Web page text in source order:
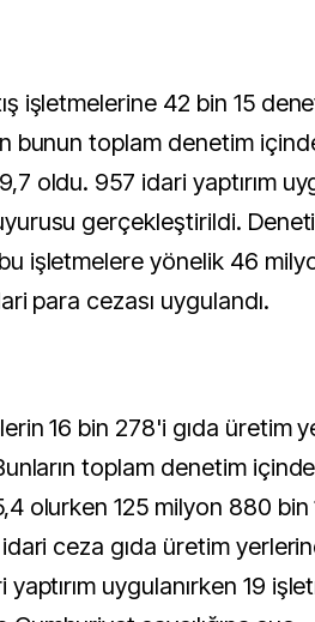
işletmelerine 42 bin 15
bunun toplam denetim
oldu. 957 idari yaptırım
gerçekleştirildi.
işletmelere yönelik 46
para cezası uygulandı.
16 bin 278'i gıda üretim
toplam denetim
olurken 125 milyon 880 bin
ceza gıda üretim
uygulanırken 19